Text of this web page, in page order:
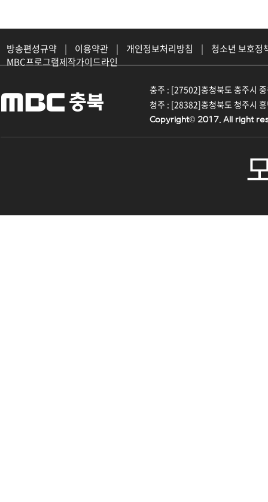
방송편성규약 | 이용약관 | 개인정보처리방침 |
청소년 보호정
MBC프로그램제작가이드라인
충주 : [27502]충청북도 충주시
청주 : [28382]충청북도 청주시
Copyright© 2017. All right